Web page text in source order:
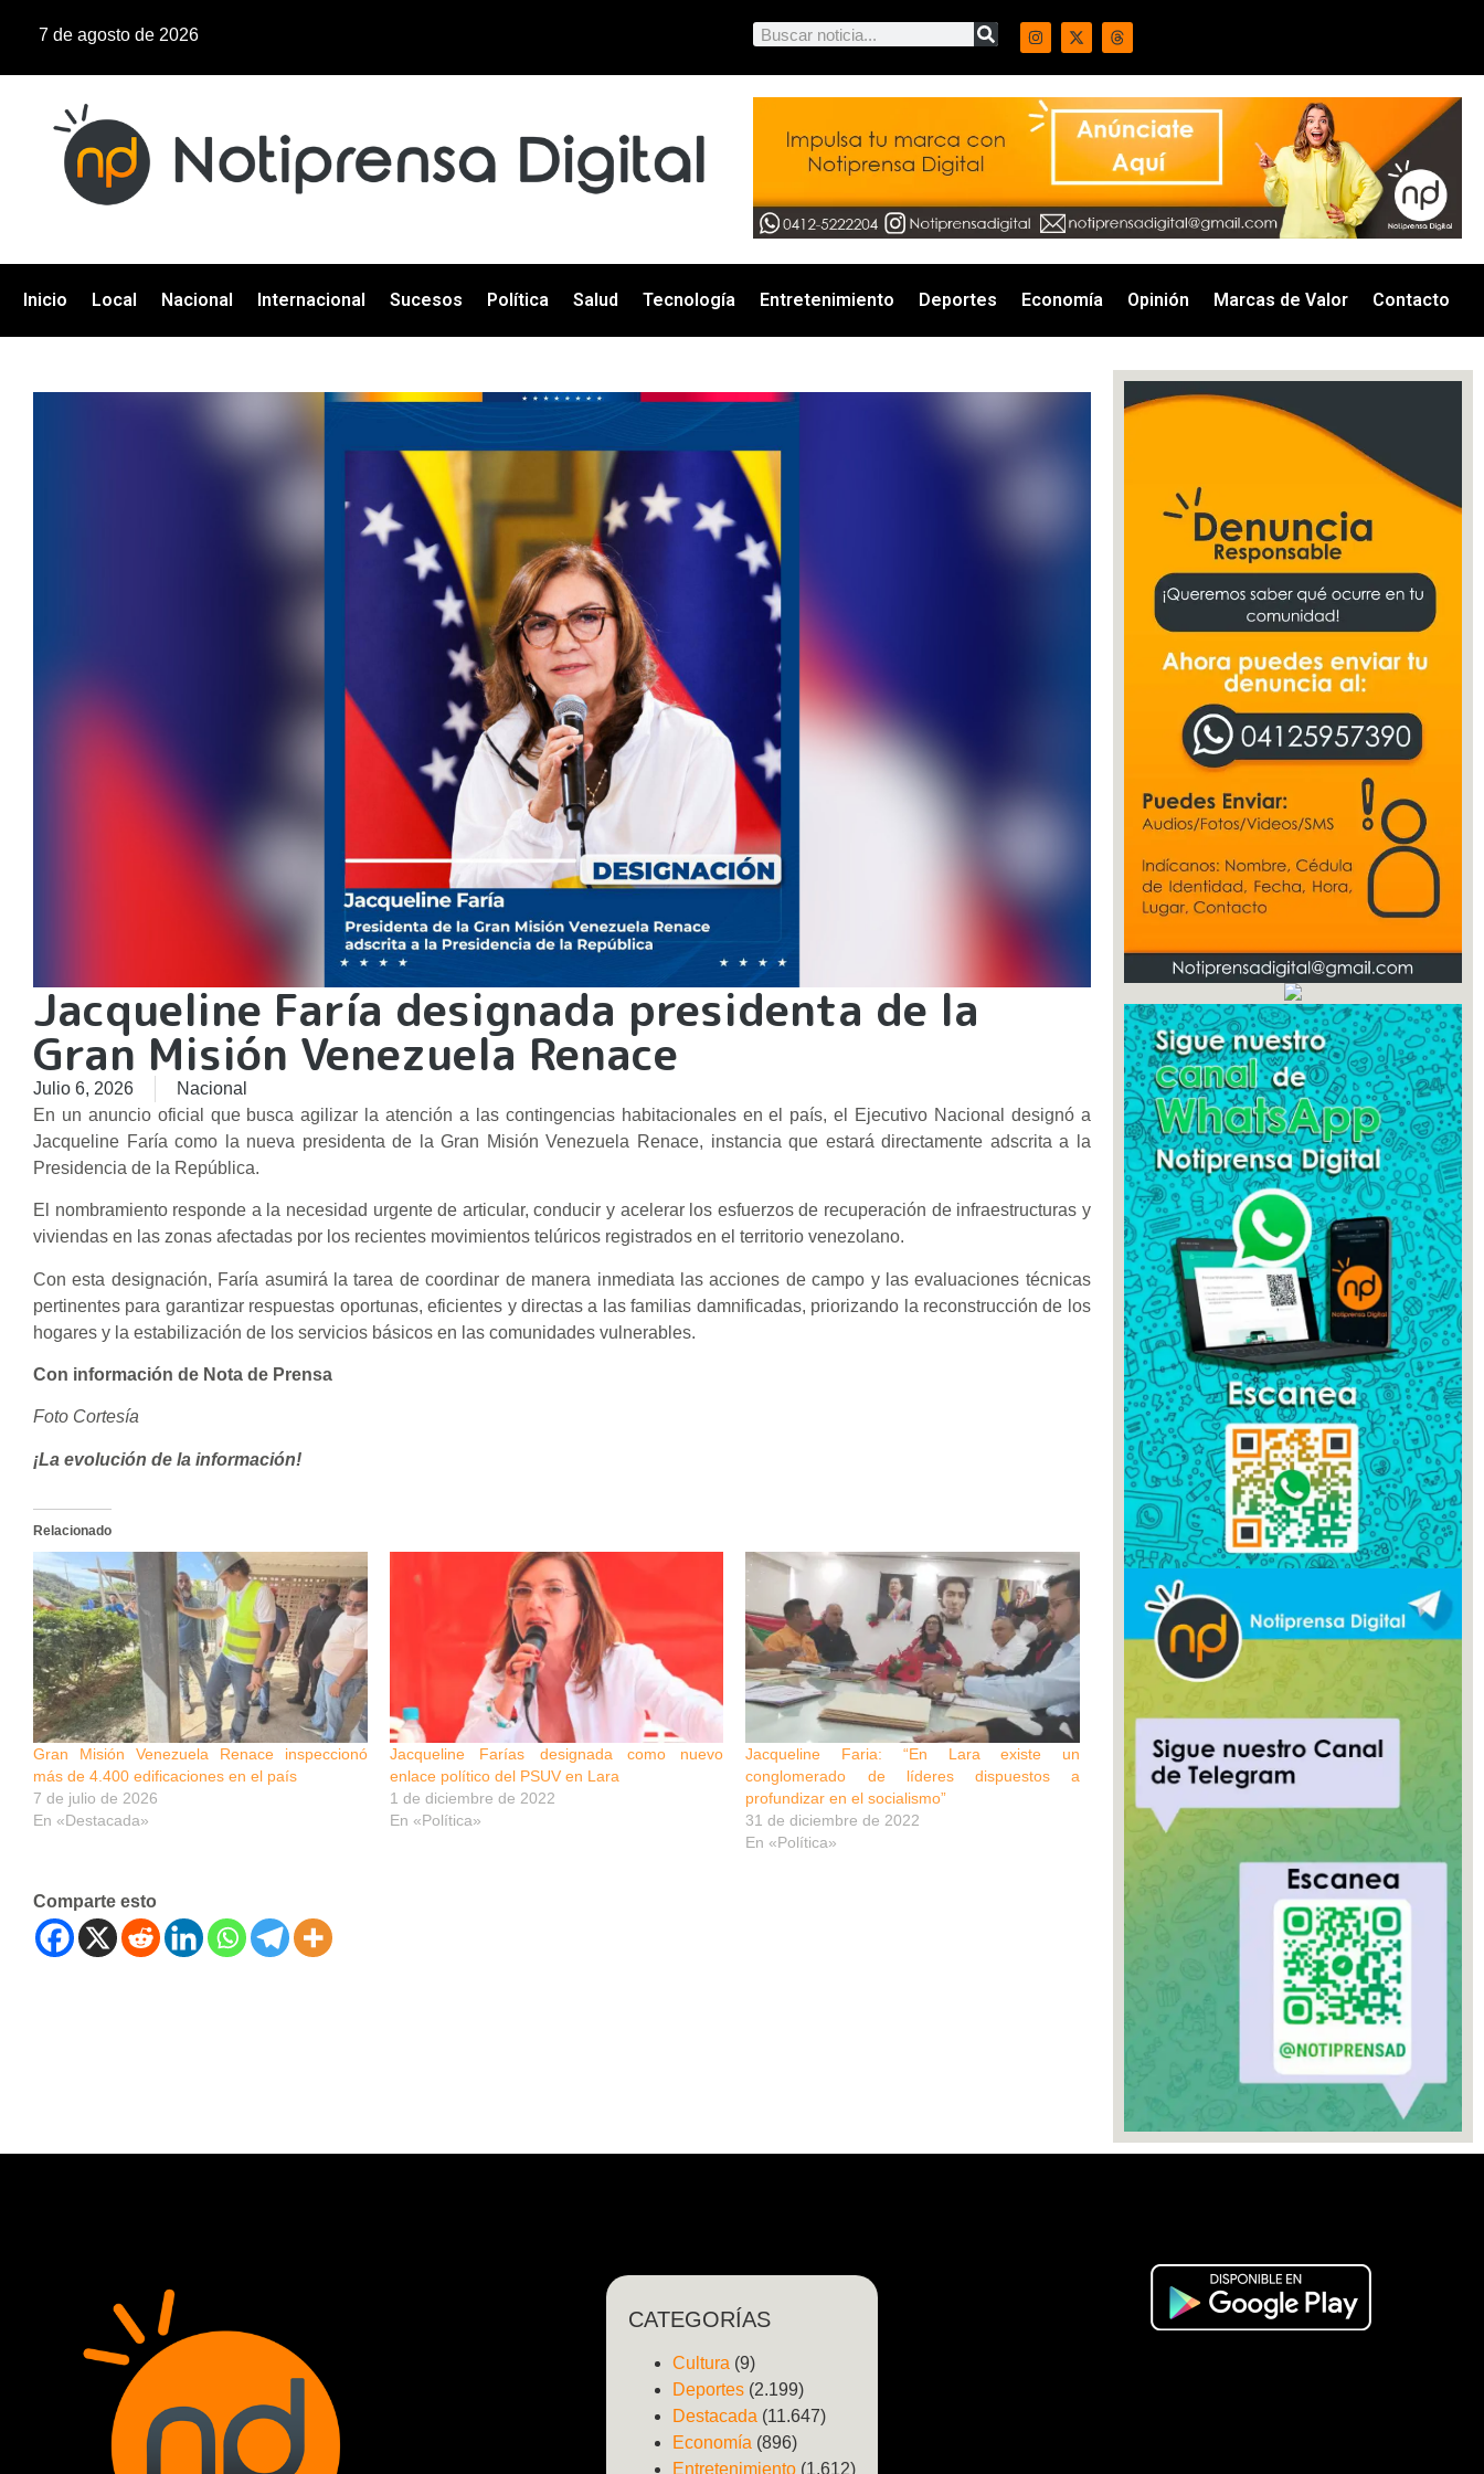
7 de agosto de 2026
Inicio Local Nacional Internacional Sucesos Política Salud Tecnología Entretenimiento Deportes Economía Opinión Marcas de Valor Contacto
Jacqueline Faría designada presidenta de la
Gran Misión Venezuela Renace
Julio 6, 2026
Nacional
En un anuncio oficial que busca agilizar la atención a las contingencias habitacionales en el país, el Ejecutivo Nacional designó a
Jacqueline Faría como la nueva presidenta de la Gran Misión Venezuela Renace, instancia que estará directamente adscrita a la
Presidencia de la República.
El nombramiento responde a la necesidad urgente de articular, conducir y acelerar los esfuerzos de recuperación de infraestructuras y
viviendas en las zonas afectadas por los recientes movimientos telúricos registrados en el territorio venezolano.
Con esta designación, Faría asumirá la tarea de coordinar de manera inmediata las acciones de campo y las evaluaciones técnicas
pertinentes para garantizar respuestas oportunas, eficientes y directas a las familias damnificadas, priorizando la reconstrucción de los
hogares y la estabilización de los servicios básicos en las comunidades vulnerables.
Con información de Nota de Prensa
Foto Cortesía
¡La evolución de la información!
Relacionado
Gran Misión Venezuela Renace inspeccionó
más de 4.400 edificaciones en el país
7 de julio de 2026
En «Destacada»
Jacqueline Farías designada como nuevo
enlace político del PSUV en Lara
1 de diciembre de 2022
En «Política»
Jacqueline Faria: “En Lara existe un
conglomerado de líderes dispuestos a
profundizar en el socialismo”
31 de diciembre de 2022
En «Política»
Comparte esto
CATEGORÍAS
Cultura(9)
Deportes(2.199)
Destacada(11.647)
Economía(896)
Entretenimiento(1.612)